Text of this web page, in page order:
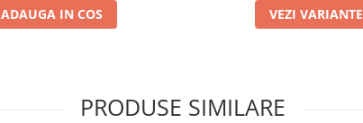
ADAUGA IN COS VEZI VARIANTE
PRODUSE SIMILARE